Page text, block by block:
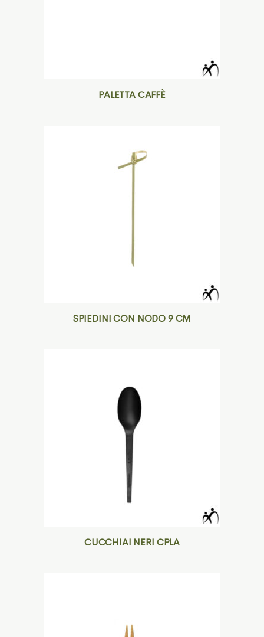
PALETTA CAFFÈ
SPIEDINI CON NODO 9 CM
CUCCHIAI NERI CPLA